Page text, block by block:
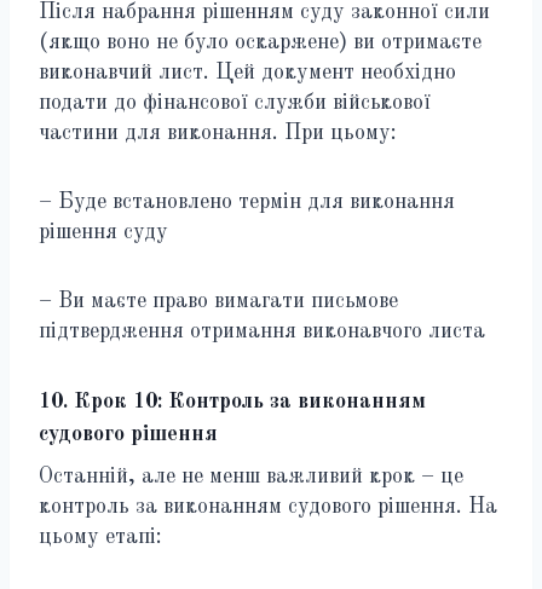
Після набрання рішенням суду законної сили
(якщо воно не було оскаржене) ви отримаєте
виконавчий лист. Цей документ необхідно
подати до фінансової служби військової
частини для виконання. При цьому:
– Буде встановлено термін для виконання
рішення суду
– Ви маєте право вимагати письмове
підтвердження отримання виконавчого листа
10. Крок 10: Контроль за виконанням
судового рішення
Останній, але не менш важливий крок – це
контроль за виконанням судового рішення. На
цьому етапі: